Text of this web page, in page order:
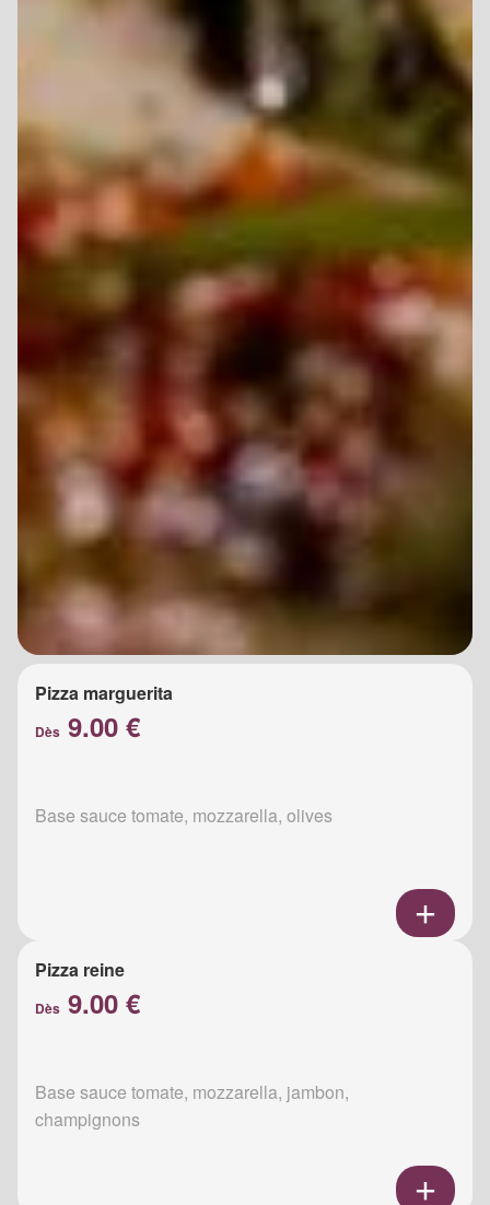
Pizza marguerita
Dès 9.00 €
Base sauce tomate, mozzarella, olives
Pizza reine
Dès 9.00 €
Base sauce tomate, mozzarella, jambon,
champignons